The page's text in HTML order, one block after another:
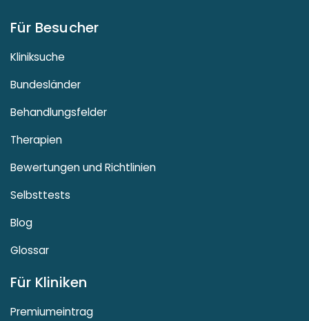
Für Besucher
Kliniksuche
Bundesländer
Behandlungsfelder
Therapien
Bewertungen und Richtlinien
Selbsttests
Blog
Glossar
Für Kliniken
Premiumeintrag